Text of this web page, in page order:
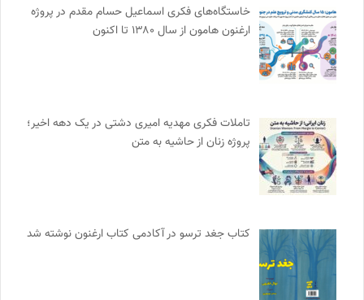
خاستگاه‌های فکری اسماعیل حسام مقدم در پروژه
ارغنون هامون از سال ۱۳۸۰ تا اکنون
تاملات فکری مهدیه امیری دشتی در یک دهه اخیر؛
پروژه زنان از حاشیه به متن
کتاب جغد ترسو در آکادمی کتاب ارغنون نوشته شد